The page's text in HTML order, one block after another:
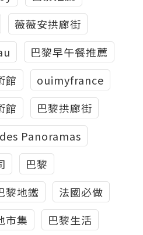
薇薇安拱廊街
巴黎早午餐推薦
館
ouimyfrance
館
巴黎拱廊街
Panoramas
巴黎
黎地鐵
法國必做
市集
巴黎生活